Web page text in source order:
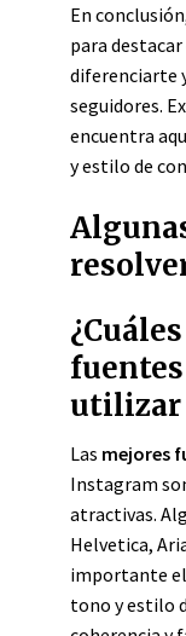
En
para
diferenciarte
seguidores.
encuentra
y estilo de
utilizar
Las mejores
Instagram
atractivas.
Helvetica,
importante
tono y estilo